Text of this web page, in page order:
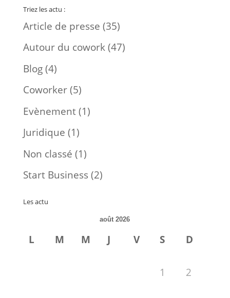
Triez les actu :
Article de presse (35)
Autour du cowork(47)
Blog(4)
Coworker(5)
Evènement(1)
Juridique (1)
Non classé (1)
Start Business (2)
Les actu
août 2026
L M M J V S D
1 2